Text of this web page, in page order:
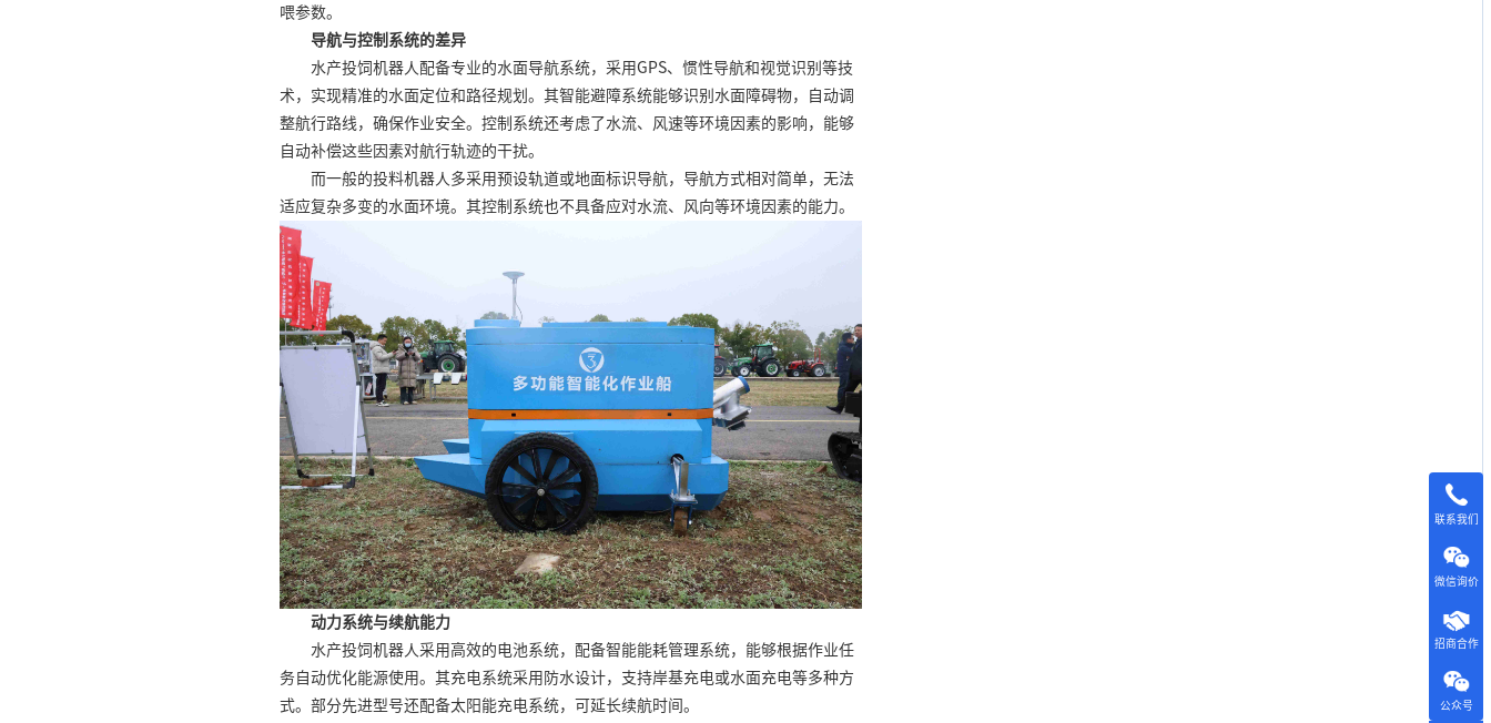
喂参数。
导航与控制系统的差异
水产投饲机器人配备专业的水面导航系统，采用GPS、惯性导航和视觉识别等技
术，实现精准的水面定位和路径规划。其智能避障系统能够识别水面障碍物，自动调
整航行路线，确保作业安全。控制系统还考虑了水流、风速等环境因素的影响，能够
自动补偿这些因素对航行轨迹的干扰。
而一般的投料机器人多采用预设轨道或地面标识导航，导航方式相对简单，无法
适应复杂多变的水面环境。其控制系统也不具备应对水流、风向等环境因素的能力。
动力系统与续航能力
水产投饲机器人采用高效的电池系统，配备智能能耗管理系统，能够根据作业任
务自动优化能源使用。其充电系统采用防水设计，支持岸基充电或水面充电等多种方
式。部分先进型号还配备太阳能充电系统，可延长续航时间。
联系我们
微信询价
招商合作
公众号